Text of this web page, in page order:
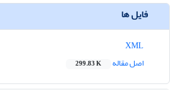
فایل ها
اصل مقاله
299.83 K